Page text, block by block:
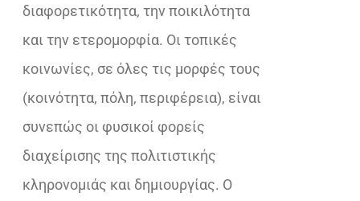
διαφορετικότητα, την ποικιλότητα
και την ετερομορφία. Οι τοπικές
κοινωνίες, σε όλες τις μορφές τους
(κοινότητα, πόλη, περιφέρεια), είναι
συνεπώς οι φυσικοί φορείς
διαχείρισης της πολιτιστικής
κληρονομιάς και δημιουργίας. Ο